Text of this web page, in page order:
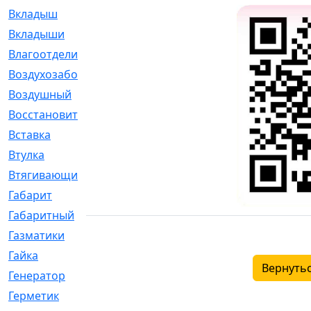
Вкладыш
Вкладыши
Влагоотделитель
Воздухозаборник
Воздушный
Восстановительный
Вставка
Втулка
Втягивающий
Габарит
Габаритный
[6]
Газматики
Гайка
Генератор
Герметик